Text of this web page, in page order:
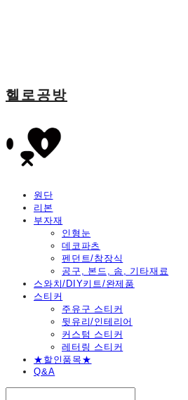
헬로공방
원단
리본
부자재
인형눈
데코파츠
펜던트/참장식
공구, 본드, 솜, 기타재료
스와치/DIY키트/완제품
스티커
주유구 스티커
뒷유리/인테리어
커스텀 스티커
레터링 스티커
★할인품목★
Q&A